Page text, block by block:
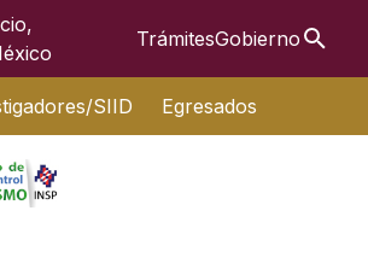
TrámitesGobierno
SIID Egresados